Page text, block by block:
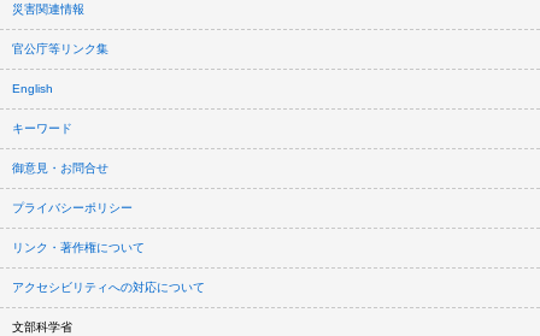
災害関連情報
官公庁等リンク集
English
キーワード
御意見・お問合せ
プライバシーポリシー
リンク・著作権について
アクセシビリティへの対応について
文部科学省